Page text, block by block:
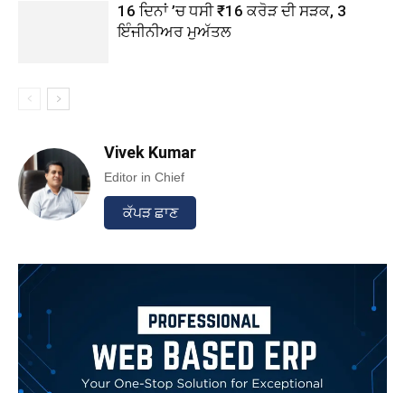
16 ਦਿਨਾਂ ’ਚ ਧਸੀ ₹16 ਕਰੋੜ ਦੀ ਸੜਕ, 3
ਇੰਜੀਨੀਅਰ ਮੁਅੱਤਲ
Vivek Kumar
Editor in Chief
ਕੱਪੜ ਛਾਣ